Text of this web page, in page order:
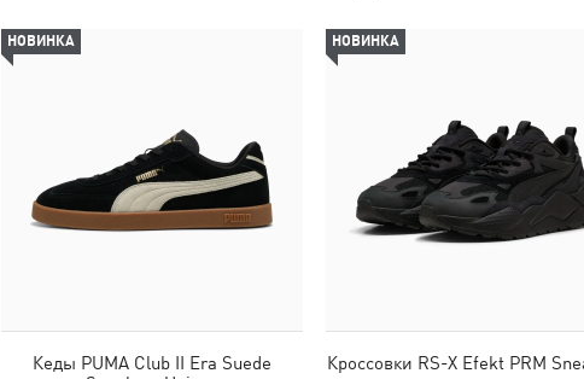
НОВИНКА
Кеды PUMA Club II Era Suede
НОВИНКА
Кроссовки RS-X Efekt PRM